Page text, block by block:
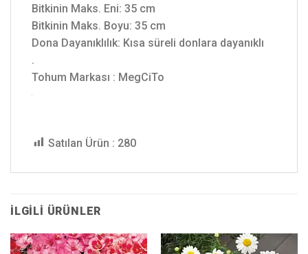
Bitkinin Maks. Eni: 35 cm
Bitkinin Maks. Boyu: 35 cm
Dona Dayanıklılık: Kısa süreli donlara dayanıklı
.
Tohum Markası : MegCiTo
Satılan Ürün : 280
İLGILI ÜRÜNLER